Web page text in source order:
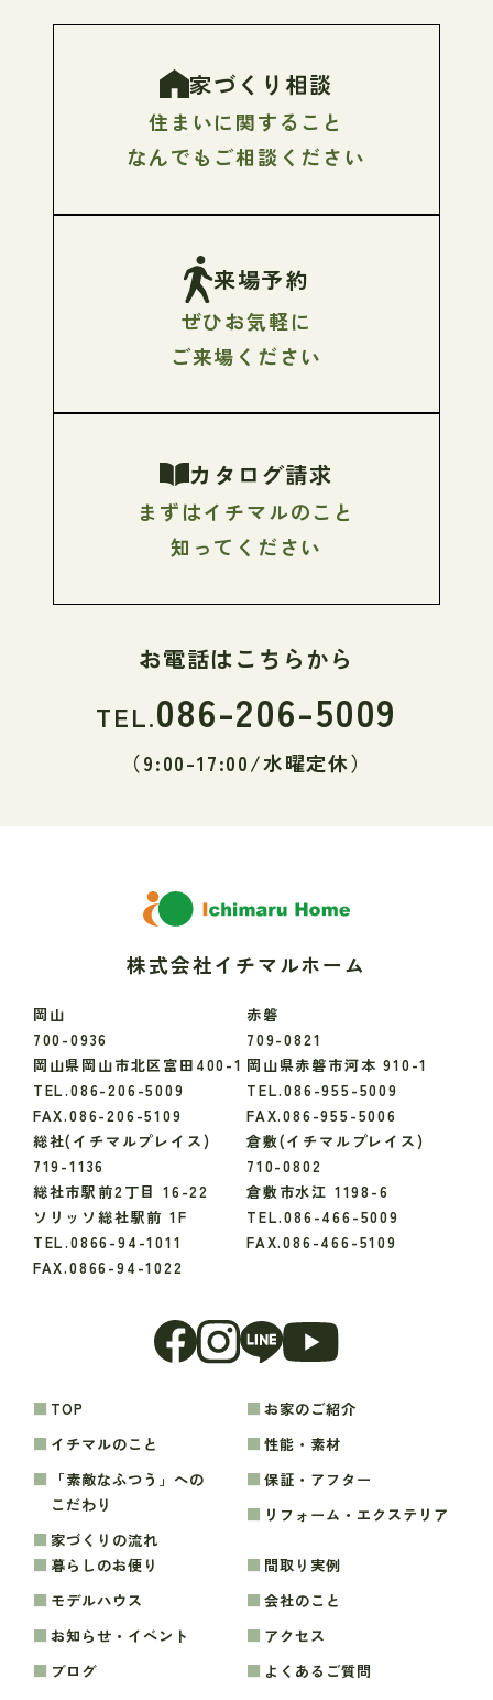
家づくり相談
住まいに関すること
なんでもご相談ください
来場予約
ぜひお気軽に
ご来場ください
カタログ請求
まずはイチマルのこと
知ってください
お電話はこちらから
TEL.086-206-5009
（9:00-17:00/水曜定休）
株式会社イチマルホーム
岡山
700-0936
岡山県岡山市北区富田400-1
TEL.086-206-5009
FAX.086-206-5109
赤磐
709-0821
岡山県赤磐市河本 910-1
TEL.086-955-5009
FAX.086-955-5006
総社(イチマルプレイス)
719-1136
総社市駅前2丁目 16-22
ソリッソ総社駅前 1F
TEL.0866-94-1011
FAX.0866-94-1022
倉敷(イチマルプレイス)
710-0802
倉敷市水江 1198-6
TEL.086-466-5009
FAX.086-466-5109
TOP
イチマルのこと
「素敵なふつう」への
こだわり
家づくりの流れ
お家のご紹介
性能・素材
保証・アフター
リフォーム・エクステリア
暮らしのお便り
モデルハウス
お知らせ・イベント
ブログ
間取り実例
会社のこと
アクセス
よくあるご質問